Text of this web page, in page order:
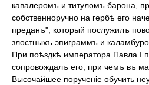
кавалеромъ и титуломъ барона,
собственноручно на гербѣ его
преданъ", который послужилъ
злостныхъ эпиграммъ и
При поѣздкѣ императора Павла I
сопровождалъ его, при чемъ въ
Высочайшее порученіе обучить